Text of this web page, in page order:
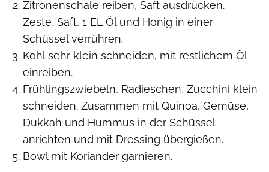
Zitronenschale reiben, Saft ausdrücken.
Zeste, Saft, 1 EL Öl und Honig in einer
Schüssel verrühren.
Kohl sehr klein schneiden, mit restlichem Öl
einreiben.
Frühlingszwiebeln, Radieschen, Zucchini klein
schneiden. Zusammen mit Quinoa, Gemüse,
Dukkah und Hummus in der Schüssel
anrichten und mit Dressing übergießen.
Bowl mit Koriander garnieren.